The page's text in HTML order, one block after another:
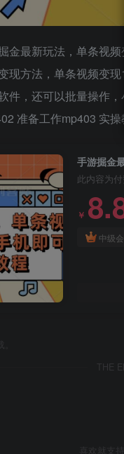
金最新玩法，单条视
现方法，单条视频变
件，还可以批量操作
准备工作mp403 实
此内容为
￥
中级
THE
喜欢就支